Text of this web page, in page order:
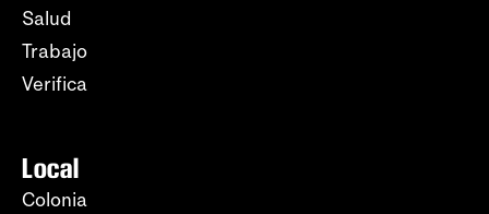
Salud
Trabajo
Verifica
Local
Colonia